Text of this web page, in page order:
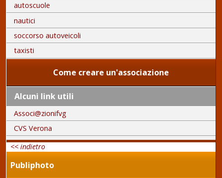
autoscuole
nautici
soccorso autoveicoli
taxisti
Come creare un'associazione
Alcuni link utili
Associ@zionifvg
CVS Verona
<< indietro
Publiphoto